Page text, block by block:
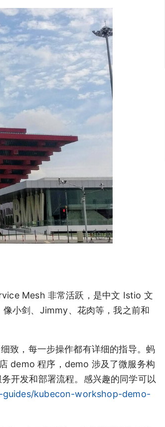
Mesh 非常活跃，是中文 Istio 文
像小剑、Jimmy、花肉等，我之前和
致，每一步操作都有详细的指导。蚂
demo 程序，demo 涉及了微服务构
开发和部署流程。感兴趣的同学可以
kubecon-workshop-demo-